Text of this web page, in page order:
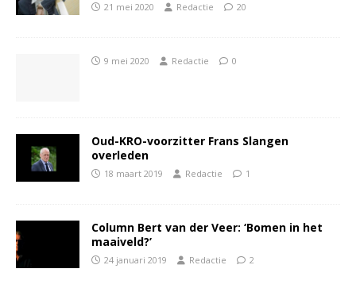
21 mei 2020 Redactie 20
9 mei 2020 Redactie 0
Oud-KRO-voorzitter Frans Slangen
overleden
18 maart 2019 Redactie 1
Column Bert van der Veer: ‘Bomen in het
maaiveld?’
24 januari 2019 Redactie 2